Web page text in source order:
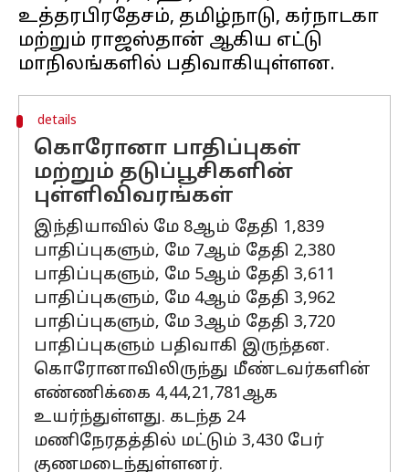
உத்தரபிரதேசம், தமிழ்நாடு, கர்நாடகா
மற்றும் ராஜஸ்தான் ஆகிய எட்டு
details
கொரோனா பாதிப்புகள்
மற்றும் தடுப்பூசிகளின்
புள்ளிவிவரங்கள்
இந்தியாவில் மே 8ஆம் தேதி 1,839
பாதிப்புகளும், மே 7ஆம் தேதி 2,380
பாதிப்புகளும், மே 5ஆம் தேதி 3,611
பாதிப்புகளும், மே 4ஆம் தேதி 3,962
பாதிப்புகளும், மே 3ஆம் தேதி 3,720
பாதிப்புகளும் பதிவாகி இருந்தன.
கொரோனாவிலிருந்து மீண்டவர்களின்
எண்ணிக்கை 4,44,21,781ஆக
உயர்ந்துள்ளது. கடந்த 24
மணிநேரதத்தில் மட்டும் 3,430 பேர்
குணமடைந்துள்ளனர்.